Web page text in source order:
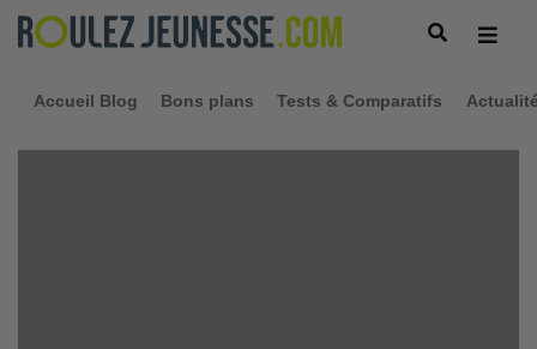
Accueil Blog Bons plans Tests & Comparatifs